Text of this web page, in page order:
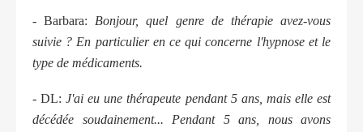
- Barbara: Bonjour, quel genre de thérapie avez-vous
suivie ? En particulier en ce qui concerne l'hypnose et le
type de médicaments.
- DL:J'ai eu une thérapeute pendant 5 ans, mais elle est
décédée soudainement... Pendant 5 ans, nous avons